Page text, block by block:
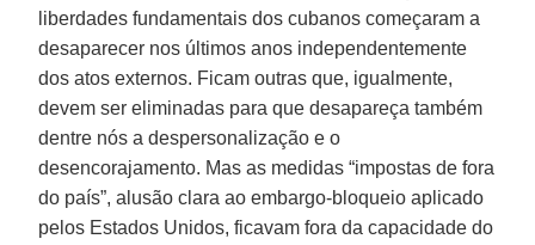
liberdades fundamentais dos cubanos começaram a
desaparecer nos últimos anos independentemente
dos atos externos. Ficam outras que, igualmente,
devem ser eliminadas para que desapareça também
dentre nós a despersonalização e o
desencorajamento. Mas as medidas “impostas de fora
do país”, alusão clara ao embargo-bloqueio aplicado
pelos Estados Unidos, ficavam fora da capacidade do